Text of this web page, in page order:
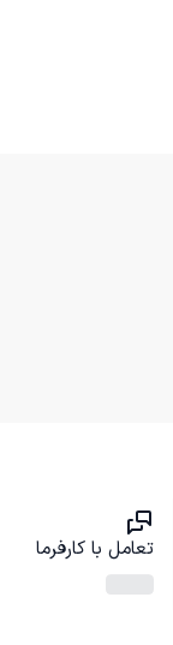
تعامل با کارفرما